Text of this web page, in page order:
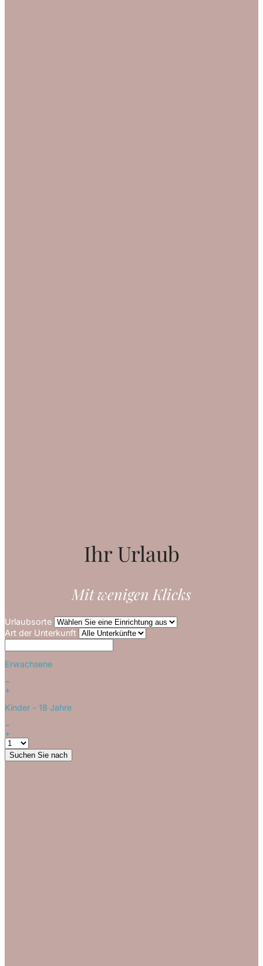
Ihr Urlaub
Mit wenigen Klicks
Urlaubsorte
Art der Unterkunft
Erwachsene
−
+
Kinder - 18 Jahre
−
+
Suchen Sie nach